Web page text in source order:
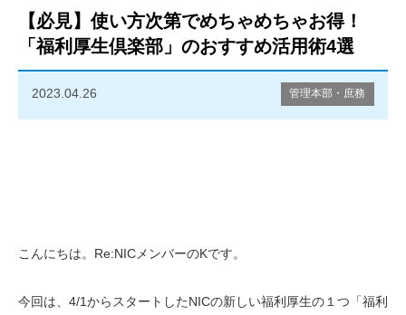
【必見】使い方次第でめちゃめちゃお得！
「福利厚生倶楽部」のおすすめ活用術4選
2023.04.26 管理本部・庶務
こんにちは。Re:NICメンバーのKです。
今回は、4/1からスタートしたNICの新しい福利厚生の１つ「福利